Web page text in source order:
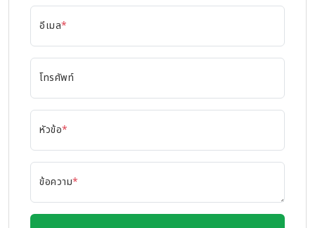
อีเมล*
โทรศัพท์
หัวข้อ*
ข้อความ*